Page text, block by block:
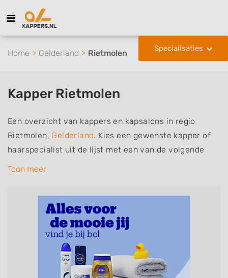
Specialisaties
Home Gelderland Rietmolen
Kapper Rietmolen
Een overzicht van kappers en kapsalons in regio
Rietmolen, Gelderland. Kies een gewenste kapper of
haarspecialist uit de lijst met een van de volgende
specialisaties of aantekeningen: mannen of
zonder afspraak terecht kunt. De vermelde kappers
kunnen uw haren wassen, knippen, föhnen en kleuren,
maar ook helpen met extensions, balyage, invlechten,
opsteken, weave, een keratinebehandeling, een
permanent, een bruidkapsel, make-up & visagie,
Toon meer